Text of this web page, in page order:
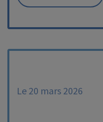
Le 20 mars 2026